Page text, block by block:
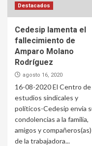
Destacados
Cedesip lamenta el
fallecimiento de
Amparo Molano
Rodríguez
agosto 16, 2020
16-08-2020 El Centro de
estudios sindicales y
políticos-Cedesip envía
condolencias a la familia,
amigos y compañeros(as)
de la trabajadora...